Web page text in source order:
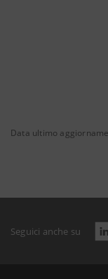
Data ultimo
Seguici anche su